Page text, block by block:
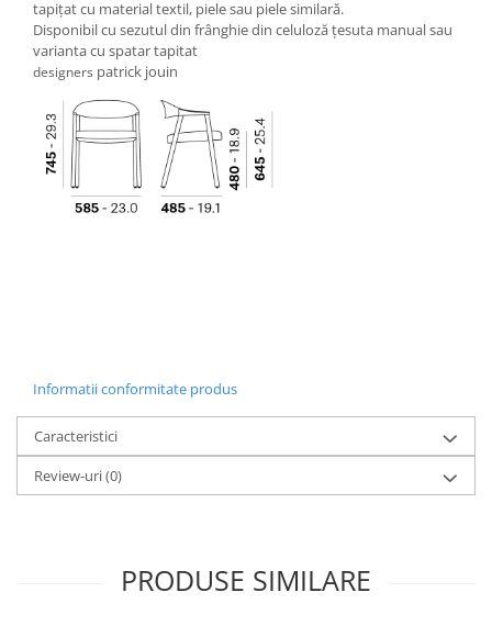
tapițat cu material textil, piele sau piele similară.
Disponibil cu sezutul din frânghie din celuloză țesuta manual sau
varianta cu spatar tapitat
designers patrick jouin
Informatii conformitate produs
Caracteristici
Review-uri(0)
PRODUSE SIMILARE